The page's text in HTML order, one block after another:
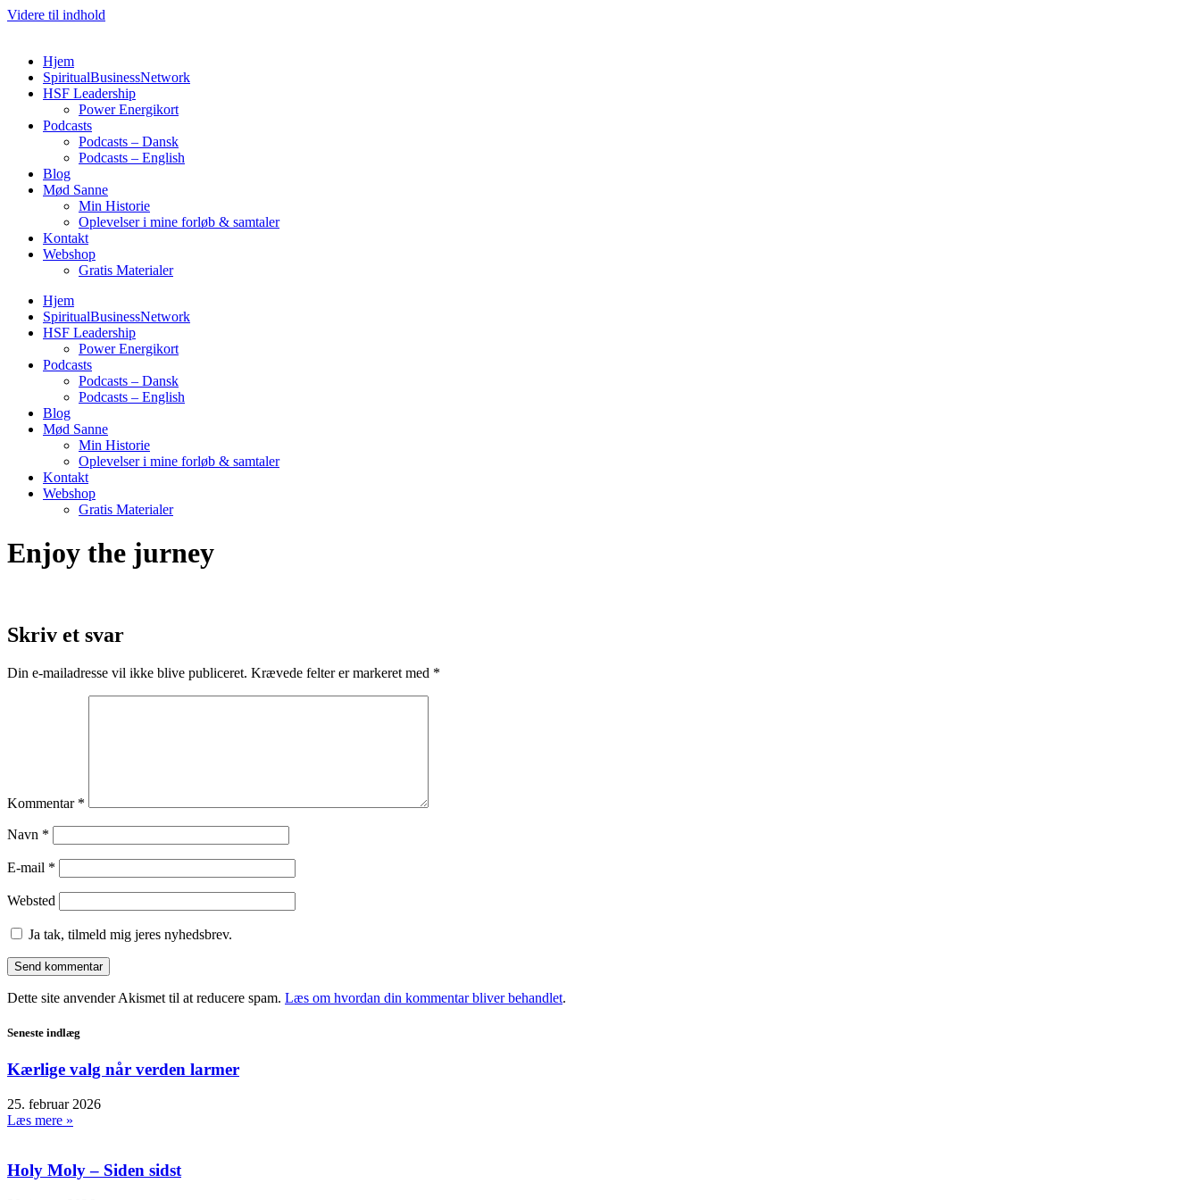
Videre til indhold
Hjem
SpiritualBusinessNetwork
HSF Leadership
Power Energikort
Podcasts
Podcasts – Dansk
Podcasts – English
Blog
Mød Sanne
Min Historie
Oplevelser i mine forløb & samtaler
Kontakt
Webshop
Gratis Materialer
Hjem
SpiritualBusinessNetwork
HSF Leadership
Power Energikort
Podcasts
Podcasts – Dansk
Podcasts – English
Blog
Mød Sanne
Min Historie
Oplevelser i mine forløb & samtaler
Kontakt
Webshop
Gratis Materialer
Enjoy the jurney
Skriv et svar
Din e-mailadresse vil ikke blive publiceret. Krævede felter er markeret med *
Kommentar *
Navn *
E-mail *
Websted
Ja tak, tilmeld mig jeres nyhedsbrev.
Dette site anvender Akismet til at reducere spam. Læs om hvordan din kommentar bliver behandlet.
Seneste indlæg
Kærlige valg når verden larmer
25. februar 2026
Læs mere »
Holy Moly – Siden sidst